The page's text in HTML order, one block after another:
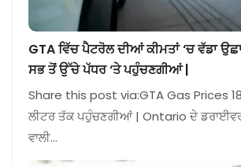
GTA ਵਿੱਚ ਪੈਟਰੋਲ ਦੀਆਂ ਕੀਮਤਾਂ ‘ਚ ਵੱਡਾ
ਸਭ ਤੋਂ ਉੱਚੇ ਪੱਧਰ ‘ਤੇ ਪਹੁੰਚਣਗੀਆਂ |
Share this post via:GTA Gas Prices
ਲੀਟਰ ਤੱਕ ਪਹੁੰਚਣਗੀਆਂ | Ontario ਦੇ
ਵਾਲੀ…